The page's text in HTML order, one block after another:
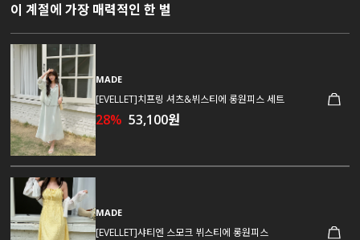
이 계절에 가장 매력적인 한 벌
MADE
[EVELLET]치프링 셔츠&뷔스티에 롱원피스 세트
28% 53,100원
MADE
[EVELLET]샤티엔 스모크 뷔스티에 롱원피스